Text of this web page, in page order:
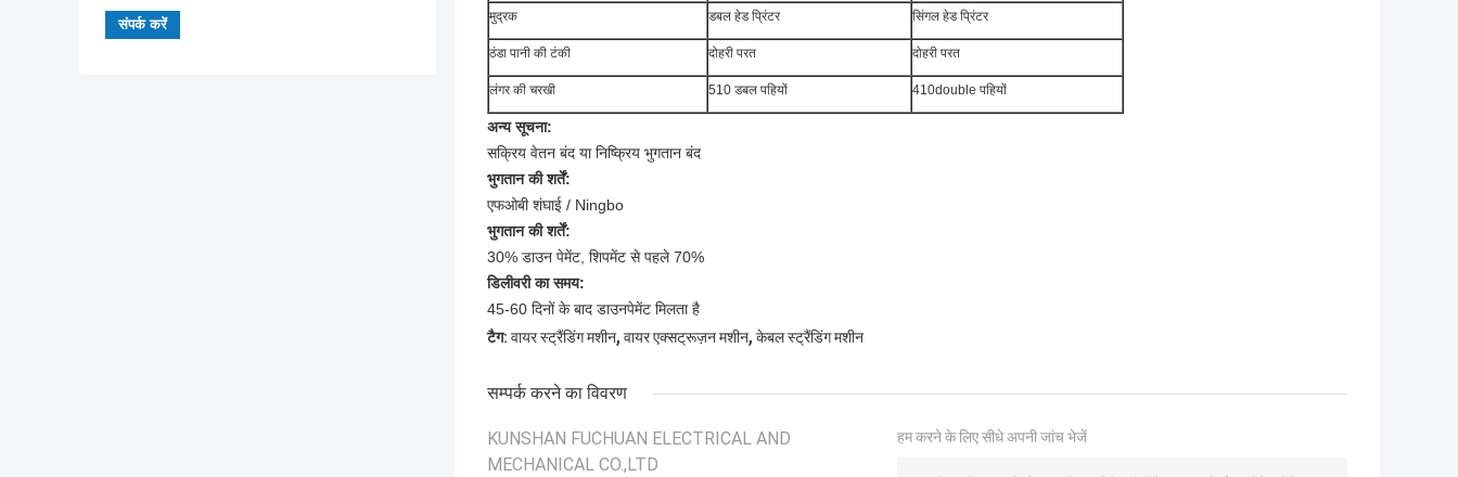
मुद्रक डबल हेड प्रिंटर सिंगल हेड प्रिंटर
ठंडा पानी की टंकी दोहरी परत दोहरी परत
लंगर की चरखी 510 डबल पहियों 410double पहियों
अन्य सूचना:
सक्रिय वेतन बंद या निष्क्रिय भुगतान बंद
भुगतान की शर्तें:
एफओबी शंघाई / Ningbo
भुगतान की शर्तें:
30% डाउन पेमेंट, शिपमेंट से पहले 70%
डिलीवरी का समय:
45-60 दिनों के बाद डाउनपेमेंट मिलता है
टैग: वायर स्ट्रैंडिंग मशीन, वायर एक्सट्रूज़न मशीन, केबल स्ट्रैंडिंग मशीन
सम्पर्क करने का विवरण
KUNSHAN FUCHUAN ELECTRICAL AND
MECHANICAL CO.,LTD
हम करने के लिए सीधे अपनी जांच भेजें